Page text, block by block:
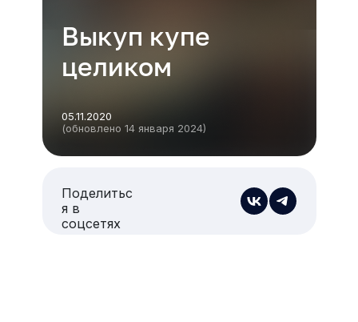
Выкуп купе
целиком
05.11.2020
(обновлено 14 января 2024)
Поделитьс
я в
соцсетях